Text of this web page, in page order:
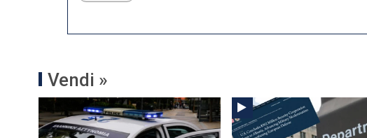
Vendi »